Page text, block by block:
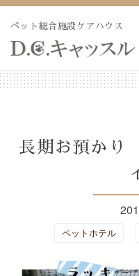
Skip
content
ペット総合施設ケアハウス
ペットホテル・長期預か
り
ペット訪問火葬・葬儀
トリミング
よくあるご質問
長期お預かり
ペットホテル